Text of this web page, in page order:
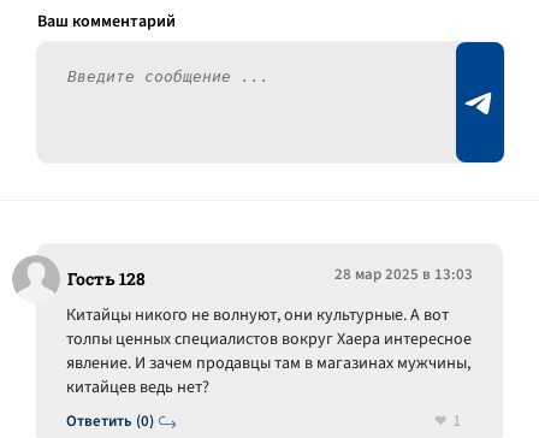
Гость 128 28 мар 2025 в 13:03
Ответить (0)
Китайцы никого не волнуют, они культурные. А вот
толпы ценных специалистов вокруг Хаера интересное
явление. И зачем продавцы там в магазинах мужчины,
китайцев ведь нет?
1